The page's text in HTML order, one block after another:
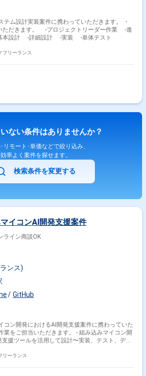
テム設計実装案件に携わっていただきます。 ・
ただきます。 -プロジェクトリーダー作業 -進
設計 -詳細設計 -実装 -単体テスト
フリーランス
ない条件はありませんか？
リモート･単価などで絞り込み、
効率よく案件を探せます。
検索条件を変更する
マイコンAI開発支援案件
ライン商談OK
ンス)
GitHub
コン開発におけるAI開発支援案件に携わっていた
いただきます。 - 組み込みマイコン開
援ツールを活用して設計〜実装、テスト、デバ
リーランス